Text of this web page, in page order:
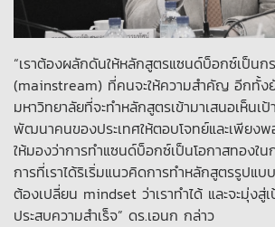
“เราต้องผลักดันให้หลักสูตรแซนด์บ็อกซ์เป็นก
(mainstream) ที่คนจะให้ความสำคัญ อีกทั้ง
มหาวิทยาลัยที่จะทำหลักสูตรเข้ามาเสนอเห็นเ
พัฒนาคนของประเทศให้ตอบโจทย์และเพียง
ให้มองว่าการทำแซนด์บ็อกซ์เป็นโอกาสทองใ
การที่เราได้ริเริ่มแนวคิดการทำหลักสูตรรูปแบ
ต้องเปลี่ยน mindset ว่าเราทำได้ และจะมุ่งสู่
ประสบความสำเร็จ” ดร.เอนก กล่าว